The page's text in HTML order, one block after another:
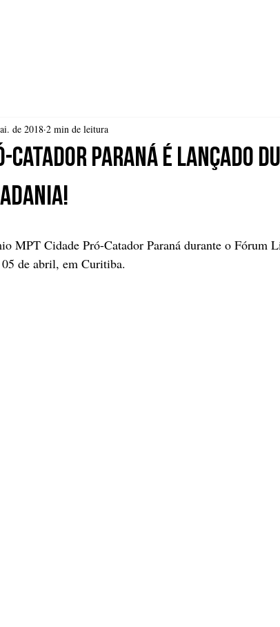
Catador Paraná é lançado
de 2018 2 min de leitura
MPT Cidade Pró-Catador Paraná durante o Fórum
de abril, em Curitiba.